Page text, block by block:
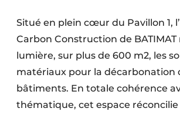
Situé en plein cœur du Pavillon 1,
Carbon Construction de
lumière, sur plus de 600 m2, les
matériaux pour la décarbonation
bâtiments. En totale cohérence
thématique, cet espace réconcilie